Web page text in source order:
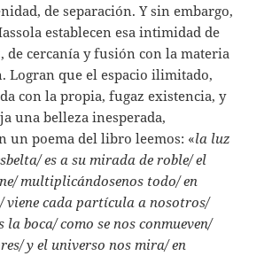
de separación. Y sin embargo,
establecen esa intimidad de
de cercanía y fusión con la materia
Logran que el espacio ilimitado,
con la propia, fugaz existencia, y
una belleza inesperada,
un poema del libro leemos: «la luz
es a su mirada de roble/el
multiplicándosenos todo/ en
/viene cada partícula a nosotros/
la boca/como se nos conmueven/
/y el universo nos mira/ en